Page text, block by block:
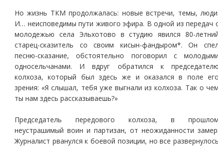
Но жизнь ТКМ продолжалась: новые встречи, темы,
И… неисповедимы пути живого эфира. В одной из передач
молодежью села Эльхотово в студию явился 80-
старец-сказитель со своим кисын-фандыром*. Он
песню-сказание, обстоятельно поговорил с
односельчанами. И вдруг обратился к
колхоза, который был здесь же и оказался в поле
зрения: «Я слышал, тебя уже выгнали из колхоза. Так о
ты нам здесь рассказываешь?»
Председатель передового колхоза, в
неустрашимый воин и партизан, от неожиданности
Журналист рванулся к боевой позиции, но все